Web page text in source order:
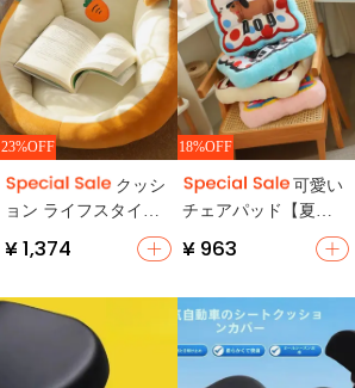
23%OFF
クッシ
ョン ライフスタイル
用途 タタミ 素材ソフ
トクッション 冬
¥ 1,374
18%OFF
可愛い
チェアパッド【夏
用・クッション・オ
フィスや教室用】
¥ 963